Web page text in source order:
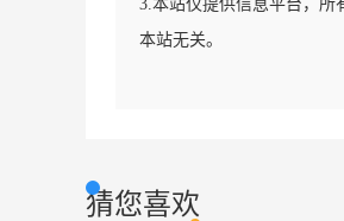
3.本站仅提供信息平台，所
本站无关。
猜您喜欢